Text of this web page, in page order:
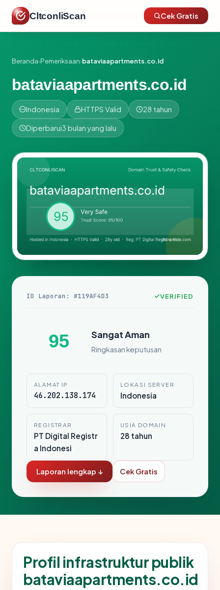
CltconliScan Cek Gratis
Beranda›Pemeriksaan›bataviaapartments.co.id
bataviaapartments.co.id
Indonesia HTTPS Valid 28 tahun
Diperbarui3 bulan yang lalu
ID Laporan: #119AF4D3 VERIFIED
95 Sangat Aman
Ringkasan keputusan
ALAMAT IP
46.202.138.174
LOKASI SERVER
Indonesia
REGISTRAR
PT Digital Registr
a Indonesi
USIA DOMAIN
28 tahun
Laporan lengkap ↓ Cek Gratis
Profil infrastruktur publik
bataviaapartments.co.id